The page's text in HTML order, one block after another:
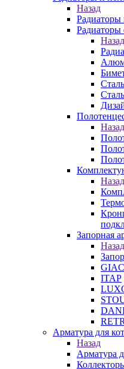
Назад
Радиаторы
Радиаторы
Назад
Назад
Назад
Запорная
Назад
ITAP
Арматура для
Назад
Арматура